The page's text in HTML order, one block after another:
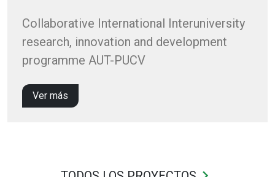
Collaborative International Interuniversity
research, innovation and development
programme AUT-PUCV
Ver más